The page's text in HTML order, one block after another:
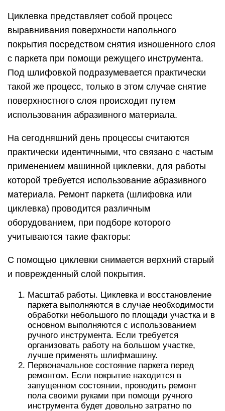
Циклевка представляет собой процесс
выравнивания поверхности напольного
покрытия посредством снятия изношенного слоя
с паркета при помощи режущего инструмента.
Под шлифовкой подразумевается практически
такой же процесс, только в этом случае снятие
поверхностного слоя происходит путем
использования абразивного материала.
На сегодняшний день процессы считаются
практически идентичными, что связано с частым
применением машинной циклевки, для работы
которой требуется использование абразивного
материала. Ремонт паркета (шлифовка или
циклевка) проводится различным
оборудованием, при подборе которого
учитываются такие факторы:
С помощью циклевки снимается верхний старый
и поврежденный слой покрытия.
Масштаб работы. Циклевка и восстановление
паркета выполняются в случае необходимости
обработки небольшого по площади участка и в
основном выполняются с использованием
ручного инструмента. Если требуется
организовать работу на большом участке,
лучше применять шлифмашину.
Первоначальное состояние паркета перед
ремонтом. Если покрытие находится в
запущенном состоянии, проводить ремонт
пола своими руками при помощи ручного
инструмента будет довольно затратно по